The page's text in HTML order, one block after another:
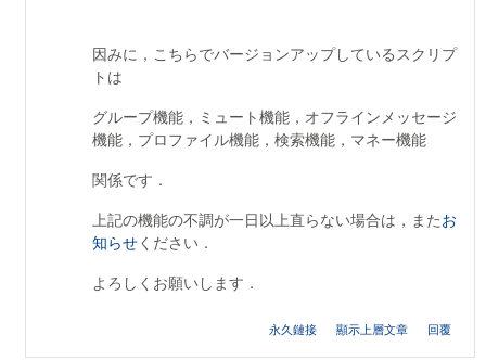
因みに，こちらでバージョンアップしているスクリプ
トは
グループ機能，ミュート機能，オフラインメッセージ
機能，プロファイル機能，検索機能，マネー機能
関係です．
上記の機能の不調が一日以上直らない場合は，またお
知らせください．
よろしくお願いします．
永久鏈接 顯示上層文章 回覆